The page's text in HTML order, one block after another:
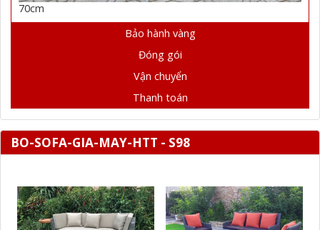
70cm
Bảo hành vàng
Đóng gói
Vận chuyển
Thanh toán
BO-SOFA-GIA-MAY-HTT - S98